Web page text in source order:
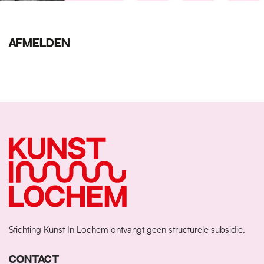
AFMELDEN
Stichting Kunst In Lochem ontvangt geen structurele subsidie.
CONTACT